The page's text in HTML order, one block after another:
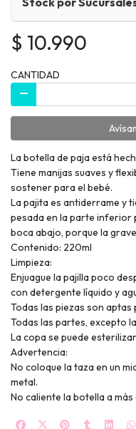
$ 10.990
CANTIDAD
La botella de paja está
Tiene manijas suaves y
sostener para el bebé.
La pajita es antiderrame y
pesada en la parte inferior
boca abajo, porque la
Contenido: 220ml
Limpieza:
Enjuague la pajilla poco
con detergente líquido y
Todas las piezas son
Todas las partes, excepto
La copa se puede
Advertencia:
No coloque la taza en un
metal.
No caliente la botella a más